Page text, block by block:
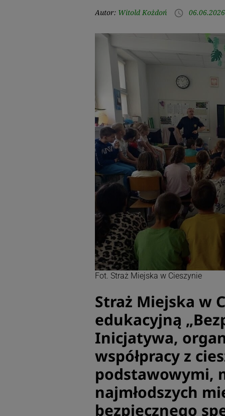
Autor: Witold Kożdoń access_time
Fot. Straż Miejska w Cieszynie
Straż Miejska w
edukacyjną
Inicjatywa,
współpracy z
podstawowymi,
najmłodszych
bezpiecznego